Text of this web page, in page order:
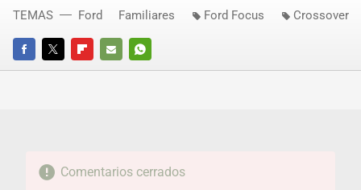
FACEBOOKTWITTERFLIPBOARD
E-
WHATSAPP
TEMAS Ford Familiares Ford Focus Crossover
Comentarios cerrados